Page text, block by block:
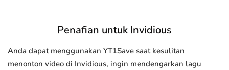
Penafian untuk Invidious
Anda dapat menggunakan YT1Save saat kesulitan
menonton video di Invidious, ingin mendengarkan lagu